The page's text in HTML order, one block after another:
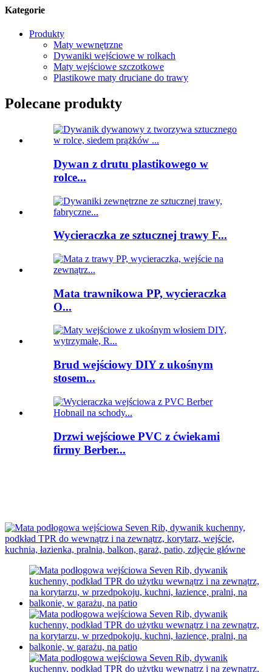
Kategorie
Produkty
Maty wewnętrzne
Dywaniki wejściowe w rolkach
Maty wejściowe szczotkowe
Plastikowe maty druciane do trawy
Polecane produkty
Dywan z drutu plastikowego w
rolce...
Wycieraczka ze sztucznej trawy F...
Mata trawnikowa PP, wycieraczka
O...
Brud wejściowy DIY z ukośnym
stosem...
Drzwi wejściowe PVC z ćwiekami
firmy Berber...